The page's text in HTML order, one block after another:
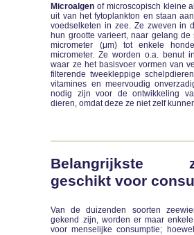
Microalgenof microscopisch kleine
uit van het fytoplankton en staan
voedselketen in zee. Ze zweven in
hun grootte varieert, naar gelang de
micrometer (μm) tot enkele
micrometer. Ze worden o.a. benut
waar ze het basisvoer vormen van
filterende tweekleppige
vitamines en meervoudig
nodig zijn voor de ontwikkeling
dieren, omdat deze ze niet zelf
Belangrijkste
geschikt voor
Van de duizenden soorten
gekend zijn, worden er maar
voor menselijke consumptie;